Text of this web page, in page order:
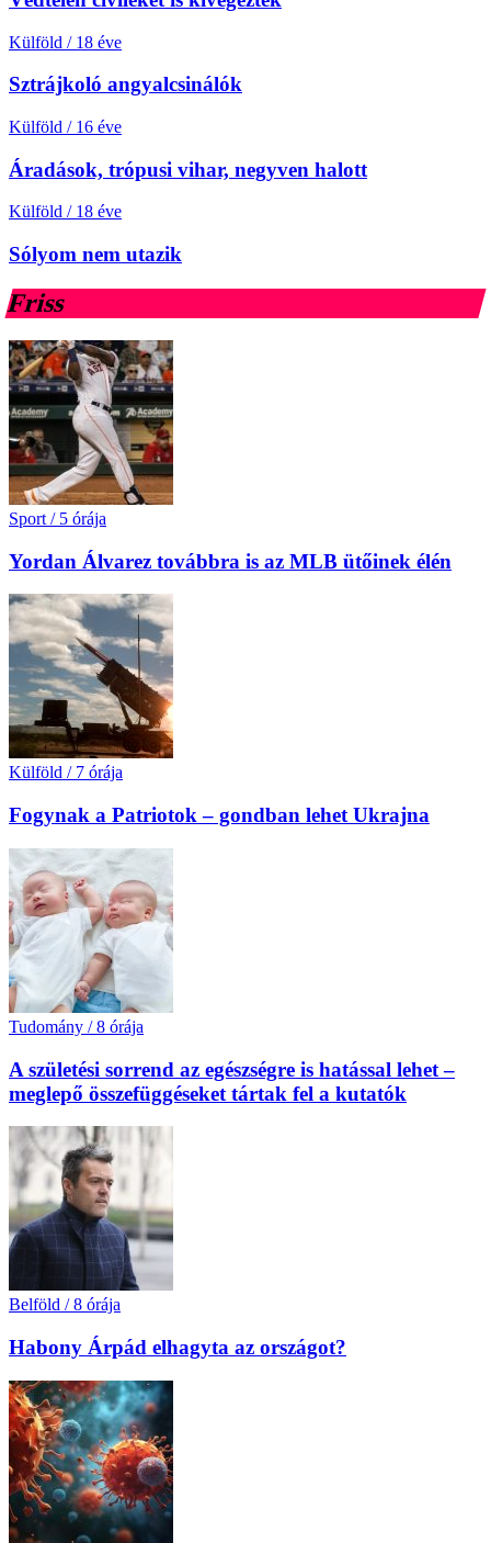
Külföld / 18 éve
Sztrájkoló angyalcsinálók
Külföld / 16 éve
Áradások, trópusi vihar, negyven halott
Külföld / 18 éve
Sólyom nem utazik
Friss
Sport / 5 órája
Yordan Álvarez továbbra is az MLB ütőinek élén
Külföld / 7 órája
Fogynak a Patriotok – gondban lehet Ukrajna
Tudomány / 8 órája
A születési sorrend az egészségre is hatással lehet –
meglepő összefüggéseket tártak fel a kutatók
Belföld / 8 órája
Habony Árpád elhagyta az országot?